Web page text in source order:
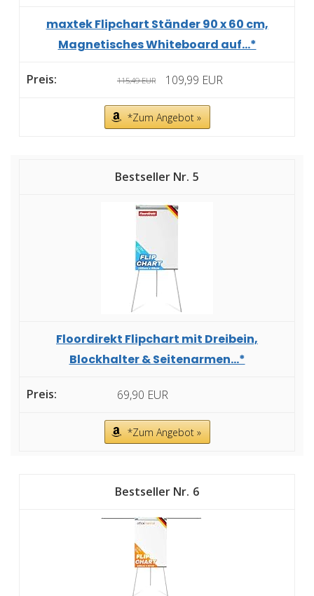
maxtek Flipchart Ständer 90 x 60 cm,
Magnetisches Whiteboard auf...*
115,49 EUR 109,99 EUR
*Zum Angebot »
5
Floordirekt Flipchart mit Dreibein,
Blockhalter & Seitenarmen...*
69,90 EUR
*Zum Angebot »
6